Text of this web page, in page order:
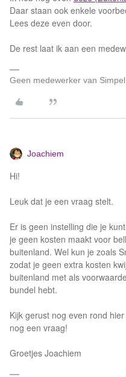
Daar staan ook enkele
Lees deze even door.
De rest laat ik aan een
Geen medewerker van Simpel.
Joachiem
Hi!
Leuk dat je een vraag stelt.
Er is geen instelling die je
je geen kosten maakt voor
buitenland. Wel kun je zoals
zodat je geen extra kosten
buitenland met als
bundel hebt.
Kijk gerust nog even rond
nog een vraag!
Groetjes Joachiem